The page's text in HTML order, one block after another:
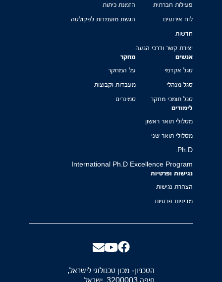
פעילות חברתית
לוח אירועים
חדשות
יצירת קשר ודרכי הגעה
הזמנת כיתות
הגשת מועמדות לפקולטה
אנשים
סגל אקדמי
סגל מנהלי
סגל תומכי מחקר
מחקר
על המחקר
מעבדות וקבוצות
סמינרים
לימודים
מסלולי תואר ראשון
מסלולי תואר שני
Ph.D.
International Ph.D Excellence Program
נגישות ופרטיות
הצהרת נגישות
מדיניות פרטיות
הטכניון- מכון טכנולוגי לישראל,